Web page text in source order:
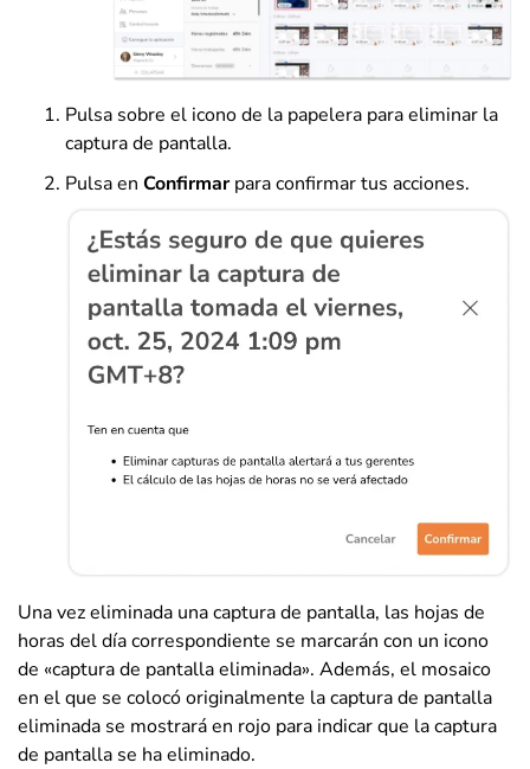
Pulsa sobre el icono de la papelera para eliminar la
captura de pantalla.
Pulsa en Confirmarpara confirmar tus acciones.
Una vez eliminada una captura de pantalla, las hojas de
horas del día correspondiente se marcarán con un icono
de «captura de pantalla eliminada». Además, el mosaico
en el que se colocó originalmente la captura de pantalla
eliminada se mostrará en rojo para indicar que la captura
de pantalla se ha eliminado.